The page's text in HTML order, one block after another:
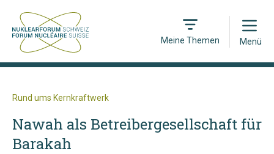
Meine Themen
Open
Menü
Rund ums Kernkraftwerk
Nawah als Betreibergesellschaft für
Barakah